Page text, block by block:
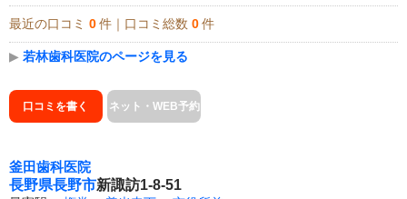
最近の口コミ 0 件｜口コミ総数 0 件
▶ 若林歯科医院のページを見る
口コミを書く ネット・WEB予約
釜田歯科医院
長野県長野市新諏訪1-8-51